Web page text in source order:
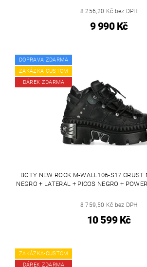
8 256,20 Kč bez DPH
9 990 Kč
DOPRAVA ZDARMA
ZAKÁZKA-CUSTOM
DÁREK ZDARMA
BOTY NEW ROCK M-WALL106-S17 CRUST
NEGRO + LATERAL + PICOS NEGRO +
8 759,50 Kč bez DPH
10 599 Kč
ZAKÁZKA-CUSTOM
DÁREK ZDARMA